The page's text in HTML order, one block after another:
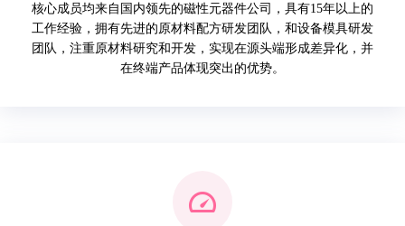
核心成员均来自国内领先的磁性元器件公司，具有15年以上的
工作经验，拥有先进的原材料配方研发团队，和设备模具研发
团队，注重原材料研究和开发，实现在源头端形成差异化，并
在终端产品体现突出的优势。